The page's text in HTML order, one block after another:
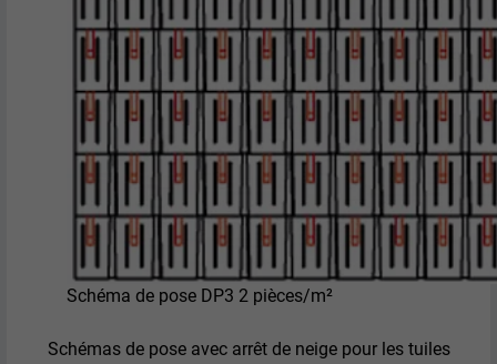
Schéma de pose DP3 2 pièces/m²
Schémas de pose avec arrêt de neige pour les tuiles